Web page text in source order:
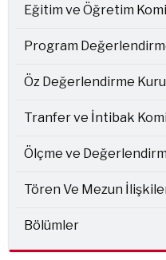
Eğitim ve Öğretim
Program
Öz Değerlendirme
Tranfer ve İntibak
Ölçme ve
Tören Ve Mezun
Bölümler